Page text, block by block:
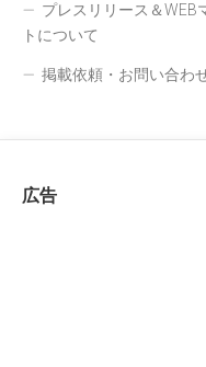
プレスリリース＆WEB
トについて
掲載依頼・お問い合わ
広告